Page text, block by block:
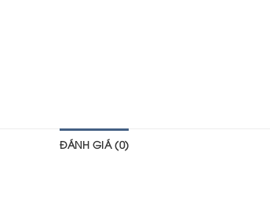
ĐÁNH GIÁ (0)